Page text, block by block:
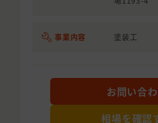
事業内容 塗装工
お問い合
相場を確認